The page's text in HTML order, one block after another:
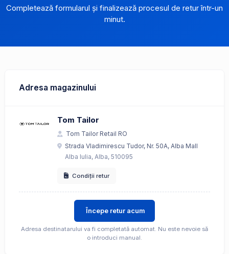
Completează formularul și finalizează procesul de retur într-un
minut.
Adresa magazinului
Tom Tailor
Tom Tailor Retail RO
Strada Vladimirescu Tudor, Nr. 50A, Alba Mall
Alba Iulia, Alba, 510095
Condiții retur
Începe retur acum
Adresa destinatarului va fi completată automat. Nu este nevoie să
o introduci manual.